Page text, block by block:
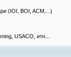
(IOI, BOI, ACM,...)
USACO, итн...